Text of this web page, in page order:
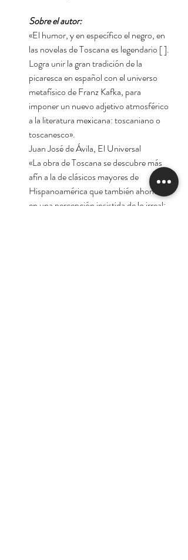
Sobre el autor:
«El humor, y en específico el negro, en
las novelas de Toscana es legendario [ ].
Logra unir la gran tradición de la
picaresca en español con el universo
metafísico de Franz Kafka, para
imponer un nuevo adjetivo atmosférico
a la literatura mexicana: toscaniano o
toscanesco».
Juan José de Ávila, El Universal
«La obra de Toscana se descubre más
afín a la de clásicos mayores de
Hispanoamérica que también ahondan
en una percepción insistida de lo irreal: